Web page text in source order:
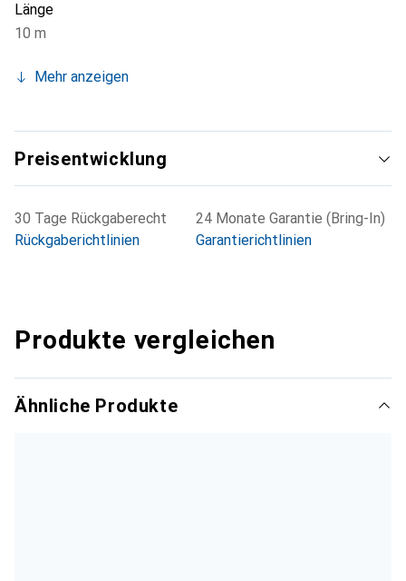
zur Langlebigkeit des Produkts bei und schützen vor
Verschleiss.
Länge
10 m
Mehr anzeigen
Preisentwicklung
30 Tage Rückgaberecht
Rückgaberichtlinien
24 Monate Garantie (Bring-In)
Garantierichtlinien
Produkte vergleichen
Ähnliche Produkte